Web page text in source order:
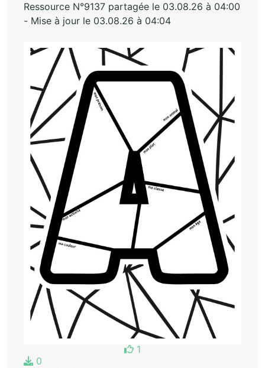
Ressource N°9137 partagée le 03.08.26 à 04:00
- Mise à jour le 03.08.26 à 04:04
1
0